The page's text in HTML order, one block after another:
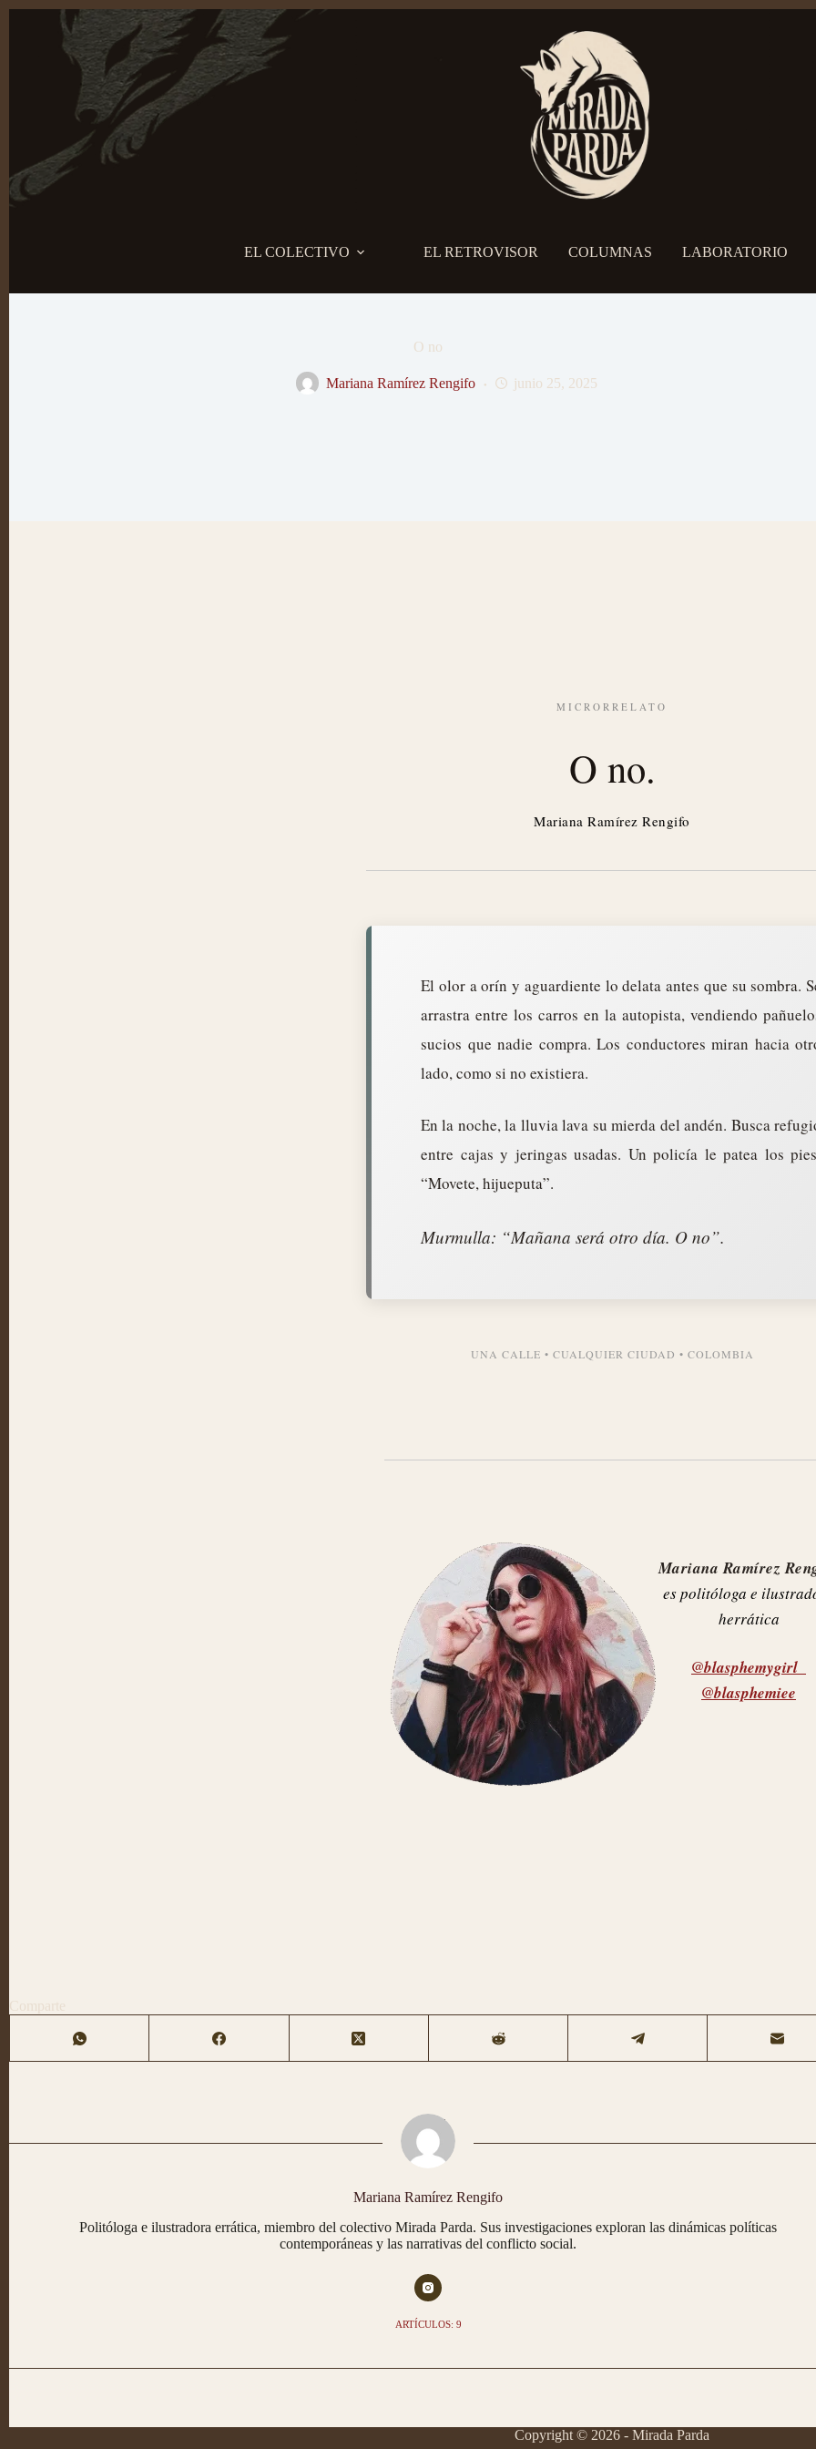
contenido
EL COLECTIVO EL RETROVISOR COLUMNAS LABORATORIO
O no
Mariana Ramírez Rengifo junio 25, 2025
MICRORRELATO
O no.
Mariana Ramírez Rengifo
El olor a orín y aguardiente lo delata antes que su sombra.
arrastra entre los carros en la autopista, vendiendo
sucios que nadie compra. Los conductores miran hacia
lado, como si no existiera.
En la noche, la lluvia lava su mierda del andén. Busca
entre cajas y jeringas usadas. Un policía le patea los
“Movete, hijueputa”.
Murmulla: “Mañana será otro día. O no”.
UNA CALLE • CUALQUIER CIUDAD • COLOMBIA
Mariana Ramírez
es politóloga e
herrática
@blasphemygirl_
@blasphemiee
Comparte
Mariana Ramírez Rengifo
Politóloga e ilustradora errática, miembro del colectivo Mirada Parda. Sus investigaciones exploran las dinámicas políticas
contemporáneas y las narrativas del conflicto social.
ARTÍCULOS: 9
Copyright © 2026 - Mirada Parda